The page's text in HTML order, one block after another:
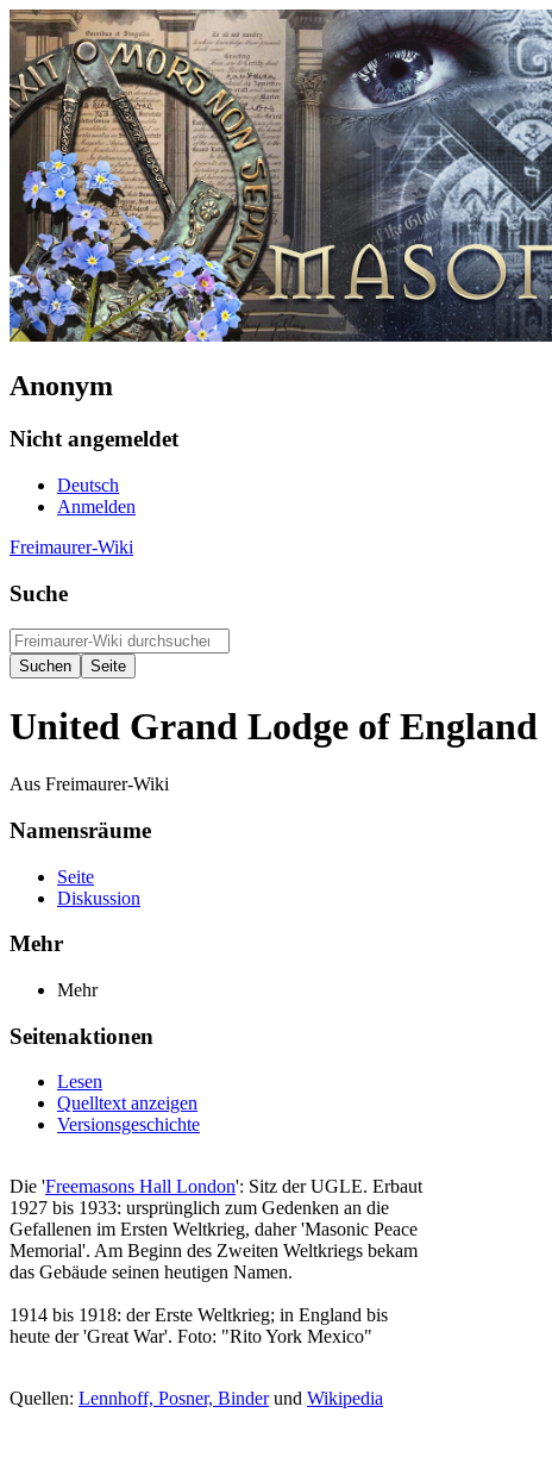
Anonym
Nicht angemeldet
Deutsch
Anmelden
Freimaurer-Wiki
Suche
United Grand Lodge of England
Aus Freimaurer-Wiki
Namensräume
Seite
Diskussion
Mehr
Mehr
Seitenaktionen
Lesen
Quelltext anzeigen
Versionsgeschichte
Die 'Freemasons Hall London': Sitz der UGLE. Erbaut
1927 bis 1933: ursprünglich zum Gedenken an die
Gefallenen im Ersten Weltkrieg, daher 'Masonic Peace
Memorial'. Am Beginn des Zweiten Weltkriegs bekam
das Gebäude seinen heutigen Namen.
1914 bis 1918: der Erste Weltkrieg; in England bis
heute der 'Great War'. Foto: "Rito York Mexico"
Quellen: Lennhoff, Posner, Binderund Wikipedia